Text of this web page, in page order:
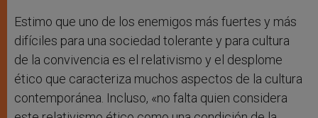
Estimo que uno de los enemigos más fuertes y más
difíciles para una sociedad tolerante y para cultura
de la convivencia es el relativismo y el desplome
ético que caracteriza muchos aspectos de la cultura
contemporánea. Incluso, «no falta quien considera